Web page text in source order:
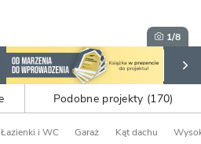
1/8
Podobne projekty (170)
Łazienki i WC Garaż Kąt dachu